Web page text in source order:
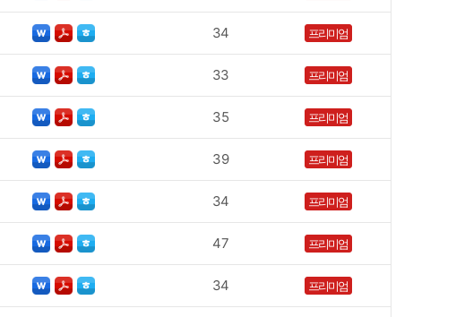
34 프리미엄
33 프리미엄
35 프리미엄
39 프리미엄
34 프리미엄
47 프리미엄
34 프리미엄